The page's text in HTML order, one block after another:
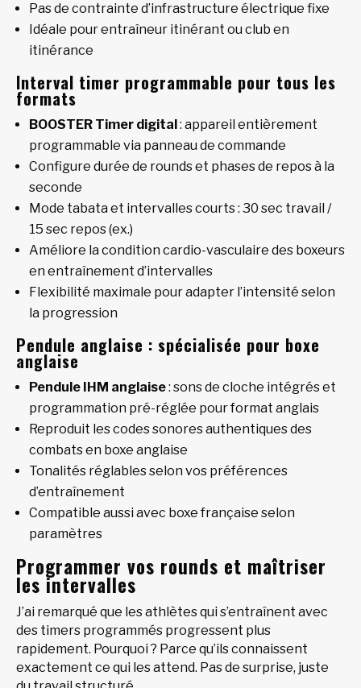
Pas de contrainte d’infrastructure électrique fixe
Idéale pour entraîneur itinérant ou club en
itinérance
Interval timer programmable pour tous les
formats
BOOSTER Timer digital: appareil entièrement
programmable via panneau de commande
Configure durée de rounds et phases de repos à la
seconde
Mode tabata et intervalles courts : 30 sec travail /
15 sec repos (ex.)
Améliore la condition cardio-vasculaire des boxeurs
en entraînement d’intervalles
Flexibilité maximale pour adapter l’intensité selon
la progression
Pendule anglaise : spécialisée pour boxe
anglaise
Pendule IHM anglaise: sons de cloche intégrés et
programmation pré-réglée pour format anglais
Reproduit les codes sonores authentiques des
combats en boxe anglaise
Tonalités réglables selon vos préférences
d’entraînement
Compatible aussi avec boxe française selon
paramètres
Programmer vos rounds et maîtriser
les intervalles
J’ai remarqué que les athlètes qui s’entraînent avec
des timers programmés progressent plus
rapidement. Pourquoi ? Parce qu’ils connaissent
exactement ce qui les attend. Pas de surprise, juste